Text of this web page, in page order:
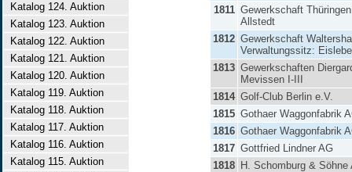
Katalog 124. Auktion
Katalog 123. Auktion
Katalog 122. Auktion
Katalog 121. Auktion
Katalog 120. Auktion
Katalog 119. Auktion
Katalog 118. Auktion
Katalog 117. Auktion
Katalog 116. Auktion
Katalog 115. Auktion
1811 Gewerkschaft
Allstedt
1812 Gewerkschaft
Verwaltungssitz:
1813 Gewerkschaften
Mevissen I-III
1814 Golf-Club Berlin e.V.
1815 Gothaer Waggonfabrik
1816 Gothaer Waggonfabrik
1817 Gottfried Lindner AG
1818 H. Schomburg & Söhne